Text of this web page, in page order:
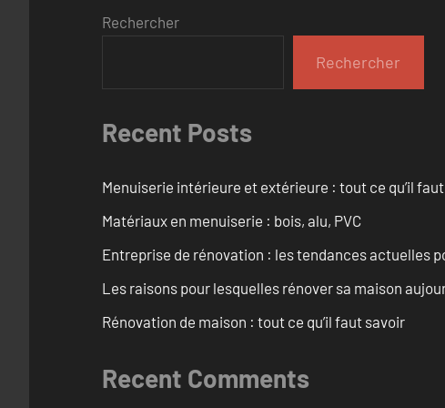
Rechercher
Rechercher
Recent Posts
Menuiserie intérieure et extérieure : tout ce qu’il
Matériaux en menuiserie : bois, alu, PVC
Entreprise de rénovation : les tendances actuelles
Les raisons pour lesquelles rénover sa maison
Rénovation de maison : tout ce qu’il faut savoir
Recent Comments